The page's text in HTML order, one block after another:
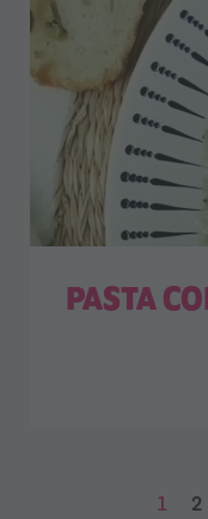
PASTA
1 2